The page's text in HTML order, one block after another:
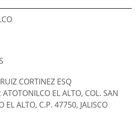
CORTINEZ ESQ
EL ALTO, COL. SAN
EL ALTO, C.P. 47750, JALISCO